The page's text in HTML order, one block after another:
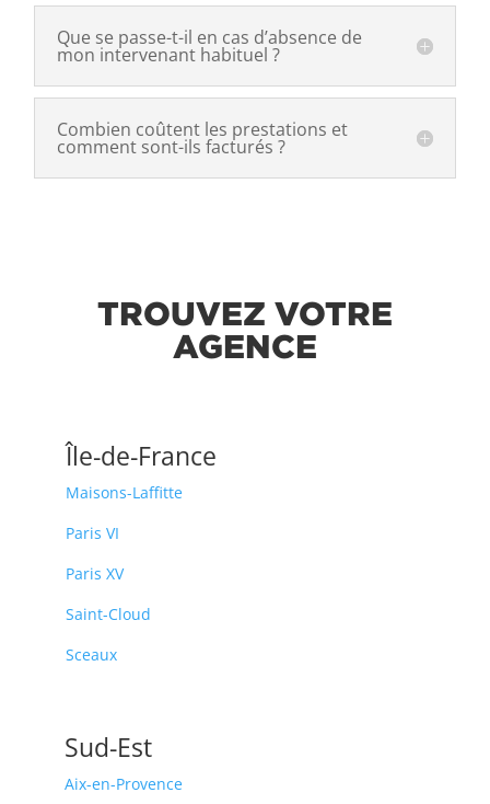
Que se passe-t-il en cas d’absence de
mon intervenant habituel ?
Combien coûtent les prestations et
comment sont-ils facturés ?
TROUVEZ VOTRE
AGENCE
Île-de-France
Maisons-Laffitte
Paris VI
Paris XV
Saint-Cloud
Sceaux
Sud-Est
Aix-en-Provence